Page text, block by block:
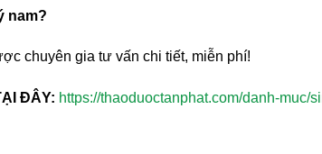
nam?
chuyên gia tư vấn chi tiết, miễn phí!
ĐÂY: https://thaoduoctanphat.com/danh-muc/